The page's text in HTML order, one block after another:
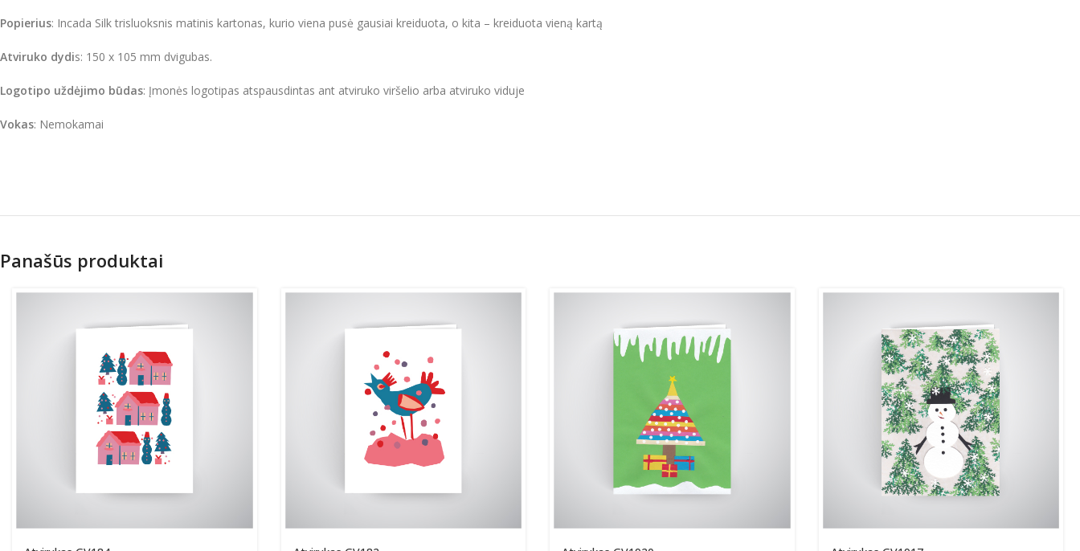
Popierius: Incada Silk trisluoksnis matinis kartonas, kurio viena pusė gausiai kreiduota, o kita – kreiduota vieną kartą
Atviruko dydis: 150 x 105 mm dvigubas.
Logotipo uždėjimo būdas: Įmonės logotipas atspausdintas ant atviruko viršelio arba atviruko viduje
Vokas: Nemokamai
Panašūs produktai